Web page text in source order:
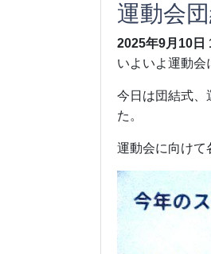
運動会
2025年9月10日
いよいよ運動会
今日は団結式、
た。
運動会に向けて